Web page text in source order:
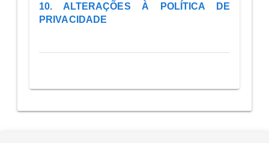
10. ALTERAÇÕES À POLÍTICA DE
PRIVACIDADE